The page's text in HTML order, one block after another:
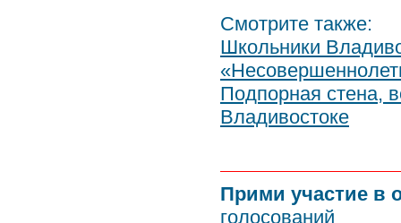
Смотрите также:
Школьники
Подпорная стена,
Владивостоке
Прими участие в
голосований